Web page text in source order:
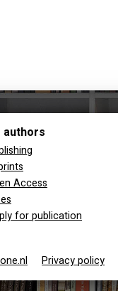
authors
Access
for publication
Privacy policy